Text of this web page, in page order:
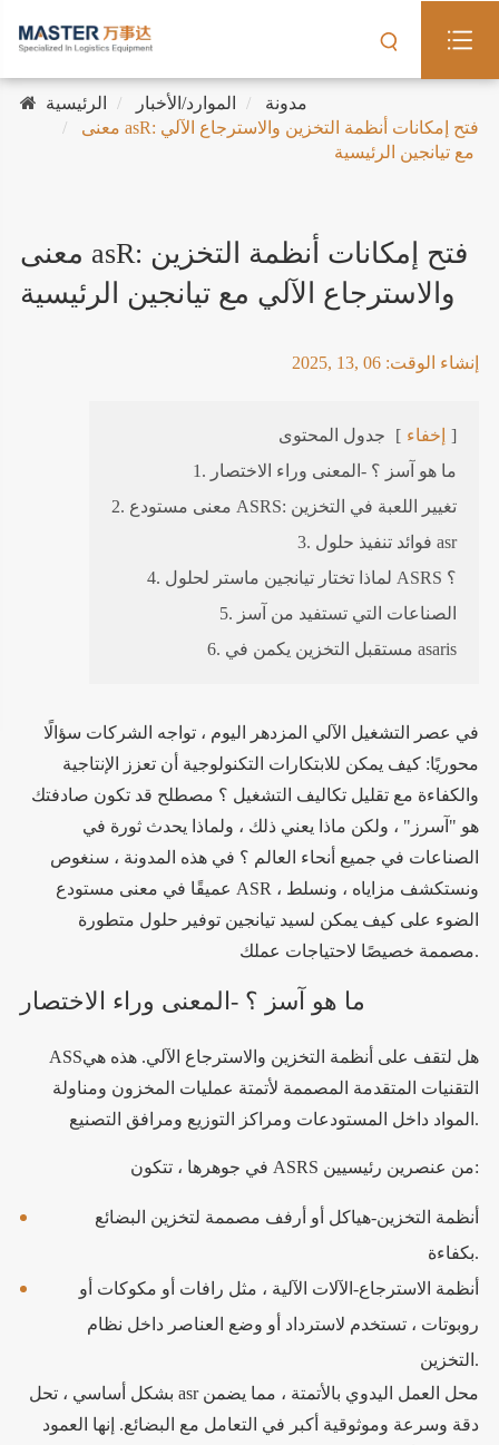
الرئيسية الموارد/الأخبار
مدونة
معنى asR: فتح إمكانات أنظمة التخزين والاسترجاع الآلي
مع تيانجين الرئيسية
معنى asR: فتح إمكانات أنظمة التخزين
والاسترجاع الآلي مع تيانجين الرئيسية
إنشاء الوقت: 06 ,13 ,2025
جدول المحتوى [ إخفاء ]
1. ما هو آسز ؟ -المعنى وراء الاختصار
2. معنى مستودع ASRS: تغيير اللعبة في التخزين
3. فوائد تنفيذ حلول asr
4. لماذا تختار تيانجين ماستر لحلول ASRS ؟
5. الصناعات التي تستفيد من آسز
6. مستقبل التخزين يكمن في asaris
في عصر التشغيل الآلي المزدهر اليوم ، تواجه الشركات سؤالًا
محوريًا: كيف يمكن للابتكارات التكنولوجية أن تعزز الإنتاجية
والكفاءة مع تقليل تكاليف التشغيل ؟ مصطلح قد تكون صادفتك
هو "آسرز" ، ولكن ماذا يعني ذلك ، ولماذا يحدث ثورة في
الصناعات في جميع أنحاء العالم ؟ في هذه المدونة ، سنغوص
عميقًا في معنى مستودع ASR ، ونستكشف مزاياه ، ونسلط
الضوء على كيف يمكن لسيد تيانجين توفير حلول متطورة
مصممة خصيصًا لاحتياجات عملك.
ما هو آسز ؟ -المعنى وراء الاختصار
ASSهل لتقف على أنظمة التخزين والاسترجاع الآلي. هذه هي
التقنيات المتقدمة المصممة لأتمتة عمليات المخزون ومناولة
المواد داخل المستودعات ومراكز التوزيع ومرافق التصنيع.
في جوهرها ، تتكون ASRS من عنصرين رئيسيين:
أنظمة التخزين-هياكل أو أرفف مصممة لتخزين البضائع
بكفاءة.
أنظمة الاسترجاع-الآلات الآلية ، مثل رافات أو مكوكات أو
روبوتات ، تستخدم لاسترداد أو وضع العناصر داخل نظام
التخزين.
بشكل أساسي ، تحل asr محل العمل اليدوي بالأتمتة ، مما يضمن
دقة وسرعة وموثوقية أكبر في التعامل مع البضائع. إنها العمود